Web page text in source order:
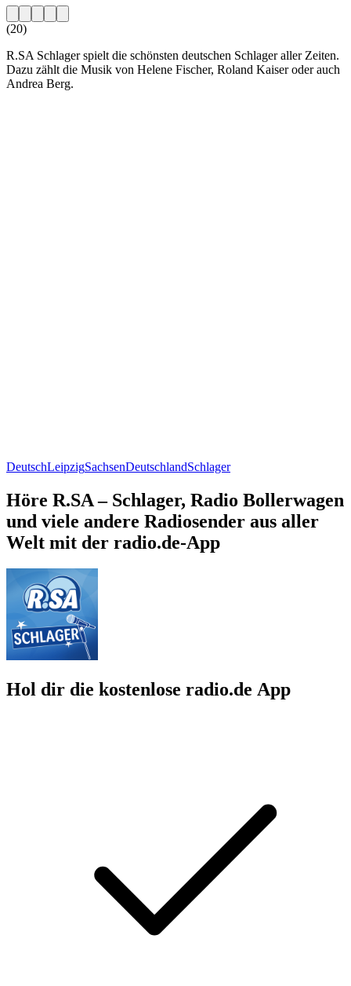
(20)
R.SA Schlager spielt die schönsten deutschen Schlager aller Zeiten.
Dazu zählt die Musik von Helene Fischer, Roland Kaiser oder auch
Andrea Berg.
DeutschLeipzigSachsenDeutschlandSchlager
Höre R.SA – Schlager, Radio Bollerwagen
und viele andere Radiosender aus aller
Welt mit der radio.de-App
Hol dir die kostenlose radio.de App